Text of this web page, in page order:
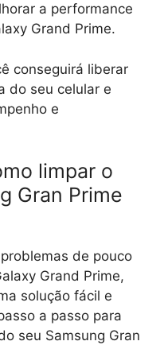
a performance
Grand Prime.
conseguirá liberar
do seu celular e
e
limpar o
Gran Prime
de pouco
Grand Prime,
solução fácil e
a passo para
seu Samsung Gran